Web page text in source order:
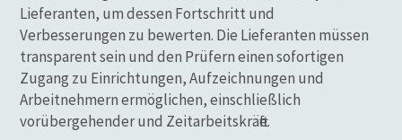
Lieferanten, um dessen Fortschritt und
Verbesserungen zu bewerten. Die Lieferanten müssen
transparent sein und den Prüfern einen sofortigen
Zugang zu Einrichtungen, Aufzeichnungen und
Arbeitnehmern ermöglichen, einschließlich
vorübergehender und Zeitarbeitskräfte.